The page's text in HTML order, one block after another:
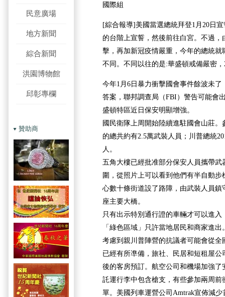
民意廣場
地方新聞
綜合新聞
洪園博物館
邱彰專欄
贊助商
國際組
[綜合報導]美國當選總統拜登1月20日
的台階上宣誓，然後前往白宮。不過
擊，再加新冠疫情嚴重，今年的總統
不同。不同以往的是:華盛頓戒備嚴密
今年1月6日暴力衝擊國會事件餘波未
答案，聯邦調查局（FBI）警告可能會
盛頓特區近日保安明顯增強。
國民衛隊上周開始陸續進駐國會山莊
的總共約有2.5萬武裝人員；川普總統
人。
五角大樓已經批准部分保安人員攜帶
圍，從照片上可以看到他們有半自動
心數十條街道設了路障，由武裝人員
座主要大橋。
只有出示特別通行證的車輛才可以進
「綠色區域」只許當地居民和商家進
考慮到親川普陣營的抗議者可能會從
已經有所凖備，旅社、民居和短租屋
後的客房預訂。航空公司和機場加強
託運行李中包含槍支，有些參加兩周
單。美國列車運營公司Amtrak宣佈減